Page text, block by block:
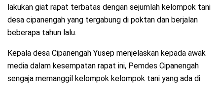
lakukan giat rapat terbatas dengan sejumlah kelompok tani
desa cipanengah yang tergabung di poktan dan berjalan
beberapa tahun lalu.
Kepala desa Cipanengah Yusep menjelaskan kepada awak
media dalam kesempatan rapat ini, Pemdes Cipanengah
sengaja memanggil kelompok kelompok tani yang ada di